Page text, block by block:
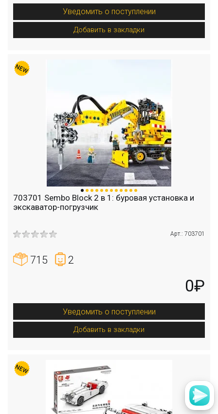
Уведомить о поступлении
Добавить в закладки
703701 Sembo Block 2 в 1: буровая установка и
экскаватор-погрузчик
Арт.: 703701
715 2
0₽
Уведомить о поступлении
Добавить в закладки